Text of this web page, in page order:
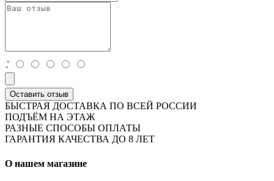
:
Оставить отзыв
БЫСТРАЯ ДОСТАВКА ПО ВСЕЙ РОССИИ
ПОДЪЁМ НА ЭТАЖ
РАЗНЫЕ СПОСОБЫ ОПЛАТЫ
ГАРАНТИЯ КАЧЕСТВА ДО 8 ЛЕТ
О нашем магазине